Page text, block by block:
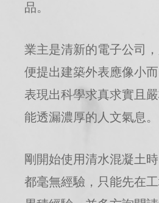
品。
業主是清新的電子公司
便提出建築外表應像小
表現出科學求真求實且
能透漏濃厚的人文氣息。
剛開始使用清水混凝土
都毫無經驗，只能先在